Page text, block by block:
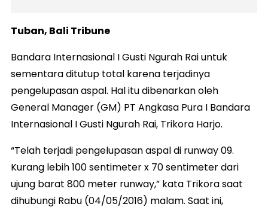
Tuban, Bali Tribune‎
Bandara Internasional I Gusti Ngurah Rai untuk
sementara ditutup total karena terjadinya
pengelupasan aspal. Hal itu dibenarkan oleh
General Manager (GM) PT Angkasa Pura I Bandara
Internasional I Gusti Ngurah Rai, Trikora Harjo.
“Telah terjadi pengelupasan aspal di runway 09.
Kurang lebih 100 sentimeter x 70 sentimeter dari
ujung barat 800 meter runway,” kata Trikora saat
dihubungi Rabu (04/05/2016) malam. Saat ini,